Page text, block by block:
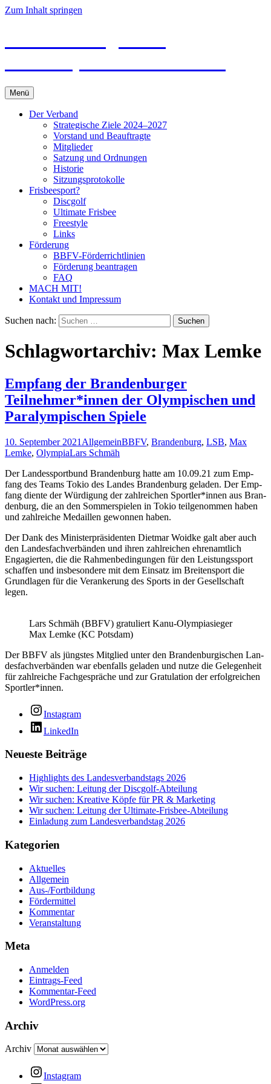
Zum Inhalt springen
Menü
Der Verband
Strategische Ziele 2024–2027
Vorstand und Beauftragte
Mitglieder
Satzung und Ordnungen
Historie
Sitzungsprotokolle
Frisbeesport?
Discgolf
Ultimate Frisbee
Freestyle
Links
Förderung
BBFV-Förderrichtlinien
Förderung beantragen
FAQ
MACH MIT!
Kontakt und Impressum
Suchen nach:
Schlagwortarchiv: Max Lemke
Empfang der Brandenburger
Teilnehmer*innen der Olympischen und
Paralympischen Spiele
10. September 2021 AllgemeinBBFV, Brandenburg, LSB, Max
Lemke, OlympiaLars Schmäh
Der Lan­des­sport­bund Bran­den­burg hat­te am 10.09.21 zum Emp­
fang des Teams Tokio des Lan­des Bran­den­burg gela­den. Der Emp­
fang dien­te der Wür­di­gung der zahl­rei­chen Sportler*innen aus Bran­
den­burg, die an den Som­mer­spie­len in Tokio teil­ge­nom­men haben
und zahl­rei­che Medail­len gewon­nen haben.
Der Dank des Minis­ter­prä­si­den­ten Diet­mar Woid­ke galt aber auch
den Lan­des­fach­ver­bän­den und ihren zahl­rei­chen ehren­amt­lich
Enga­gier­ten, die die Rah­men­be­din­gun­gen für den Leis­tungs­sport
schaf­fen und ins­be­son­de­re mit dem Ein­satz im Brei­ten­sport die
Grund­la­gen für die Ver­an­ke­rung des Sports in der Gesell­schaft
legen.
Lars Schmäh (BBFV) gra­tu­liert Kanu-Olym­pia­sie­ger
Max Lem­ke (KC Potsdam)
Der BBFV als jüngs­tes Mit­glied unter den Bran­den­bur­gi­schen Lan­
des­fach­ver­bän­den war eben­falls gela­den und nut­ze die Gele­gen­heit
für zahl­rei­che Fach­ge­sprä­che und zur Gra­tu­la­ti­on der erfolg­rei­chen
Sportler*innen.
Instagram
LinkedIn
Neueste Beiträge
Highlights des Landesverbandstags 2026
Wir suchen: Leitung der Discgolf-Abteilung
Wir suchen: Kreative Köpfe für PR & Marketing
Wir suchen: Leitung der Ultimate-Frisbee-Abteilung
Einladung zum Landesverbandstag 2026
Kategorien
Aktuelles
Allgemein
Aus-/Fortbildung
Fördermittel
Kommentar
Veranstaltung
Meta
Anmelden
Eintrags-Feed
Kommentar-Feed
WordPress.org
Archiv
Archiv
Instagram